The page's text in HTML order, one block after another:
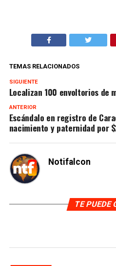
TEMAS RELACIONADOS
SIGUIENTE
Localizan 100 envoltorios de
ANTERIOR
Escándalo en registro de
nacimiento y paternidad por
Notifalcon
TE PUEDE